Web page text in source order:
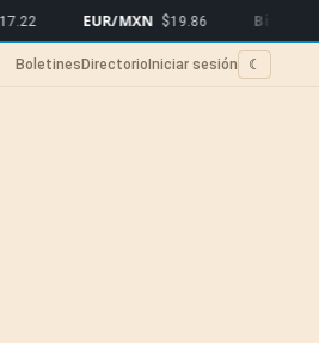
EUR/MXN $19.86 Bitcoin
Boletines Directorio Iniciar sesión ☾